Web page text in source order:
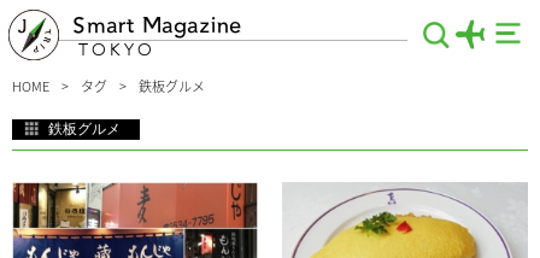
Smart Magazine
TOKYO
HOME タグ 鉄板グルメ
鉄板グルメ
を紹介します。一口食べれば、そのおいしさにビックリ！東京下町グルメの代表
格、もんじゃ焼きは、そのお店によって味や具材が異なるところも魅力の一つ。他
にも絶品が溢れているので、街ブラしながら探してみるのもアリです。